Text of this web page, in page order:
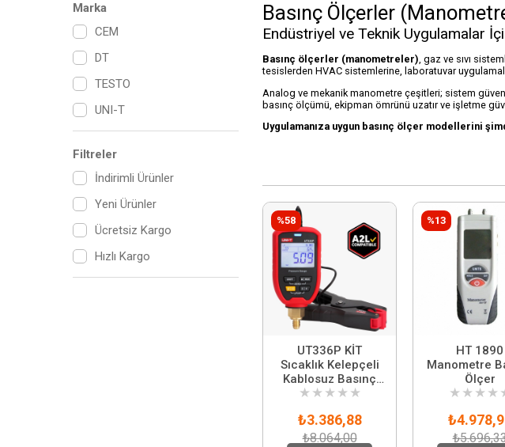
Marka
CEM
DT
TESTO
UNI-T
Filtreler
İndirimli Ürünler
Yeni Ürünler
Ücretsiz Kargo
Hızlı Kargo
Basınç Ölçerler
Endüstriyel ve Teknik Uygulamalar
Basınç ölçerler (manometreler) , gaz ve sıvı
tesislerden HVAC sistemlerine, laboratuvar
Analog ve mekanik manometre çeşitleri; sistem
basınç ölçümü, ekipman ömrünü uzatır ve işletme
Uygulamanıza uygun basınç ölçer modellerini
UT336P KİT
Sıcaklık Kelepçeli
Kablosuz Basınç
Ölçer
★ ★ ★ ★ ★
₺3.386,88
₺8.064,00
%58
HT 1890
Manometre
Ölçer
★ ★ ★ ★
%13